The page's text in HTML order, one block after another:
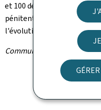
et 100 détenus ont été mis
pénitentiaire et le service
l'évolution de la situation
Communiqué par